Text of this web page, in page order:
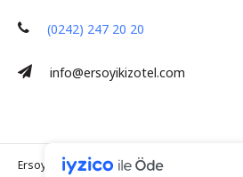
(0242) 247 20 20
info@ersoyikizotel.com
Ersoy İkiz Otel Antalya © 2026